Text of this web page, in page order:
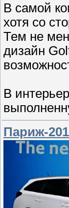
В самой
хотя со
Тем не
дизайн
В
Париж-